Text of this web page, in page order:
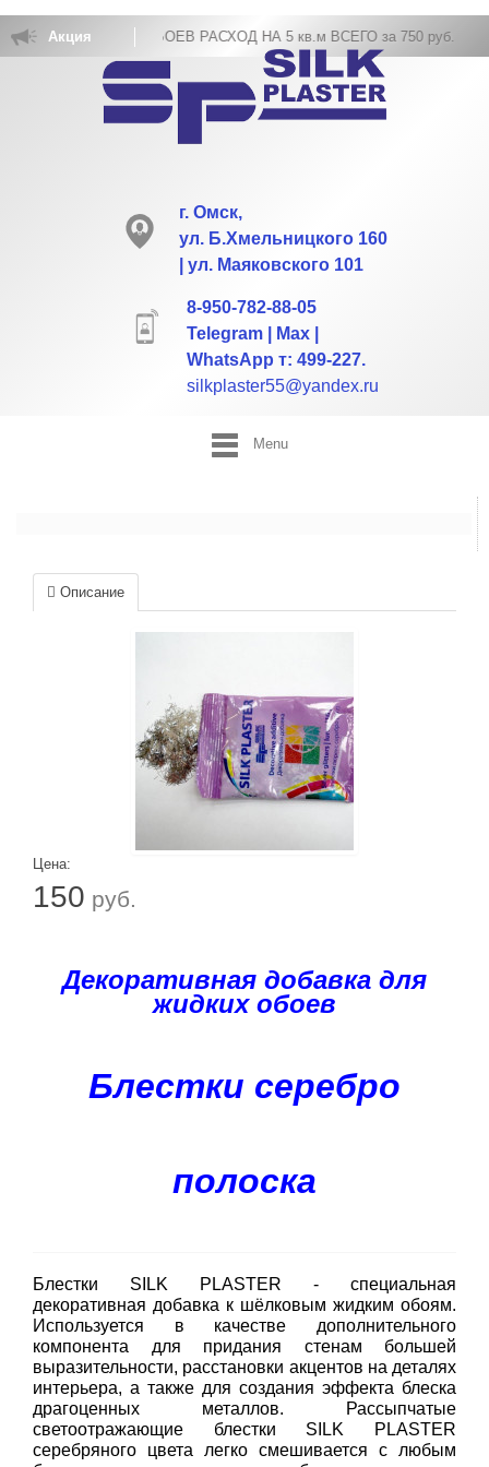
Акция
ЖИДКИХ ОБОЕВ РАСХОД НА 5 кв.м ВСЕГО за 750 руб.
г. Омск,
ул. Б.Хмельницкого 160
| ул. Маяковского 101
8-950-782-88-05
Telegram | Max |
WhatsApp т: 499-227.
silkplaster55@yandex.ru
Menu
Описание
Цена:
150 руб.
Декоративная добавка для
жидких обоев
Блестки серебро
полоска
Блестки SILK PLASTER - специальная
декоративная добавка к шёлковым жидким обоям.
Используется в качестве дополнительного
компонента для придания стенам большей
выразительности, расстановки акцентов на деталях
интерьера, а также для создания эффекта блеска
драгоценных металлов.
Рассыпчатые
светоотражающие блестки SILK PLASTER
серебряного цвета легко смешивается с любым